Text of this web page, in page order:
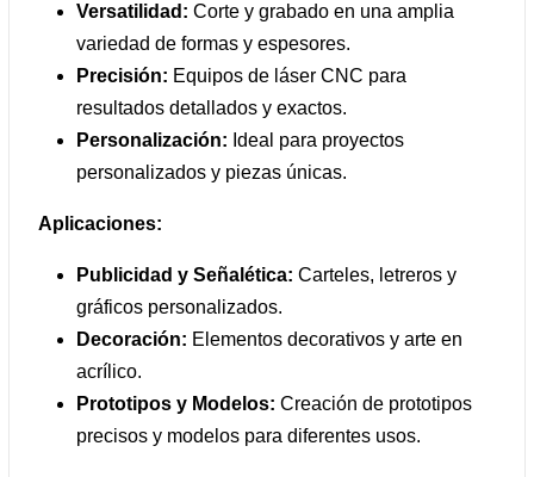
Versatilidad: Corte y grabado en una amplia
variedad de formas y espesores.
Precisión: Equipos de láser CNC para
resultados detallados y exactos.
Personalización: Ideal para proyectos
personalizados y piezas únicas.
Aplicaciones:
Publicidad y Señalética: Carteles, letreros y
gráficos personalizados.
Decoración: Elementos decorativos y arte en
acrílico.
Prototipos y Modelos: Creación de prototipos
precisos y modelos para diferentes usos.